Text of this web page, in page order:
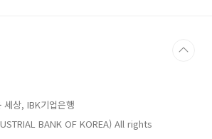
상, IBK기업은행
BANK OF KOREA) All rights